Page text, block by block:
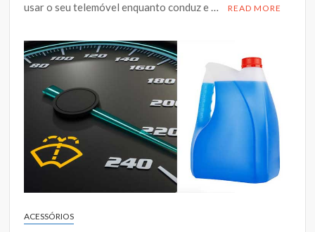
usar o seu telemóvel enquanto conduz e …
READ MORE
ACESSÓRIOS